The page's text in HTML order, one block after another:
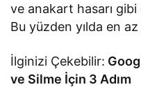
ve anakart hasarı
Bu yüzden yılda en
İlginizi Çekebilir:
ve Silme İçin 3 Adım